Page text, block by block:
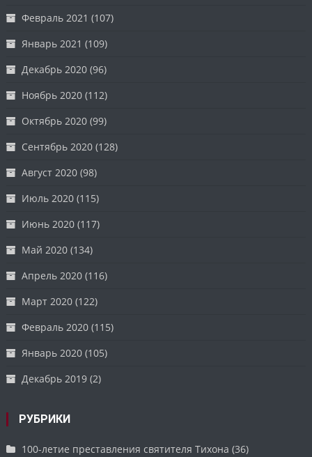
Февраль 2021 (107)
Январь 2021 (109)
Декабрь 2020 (96)
Ноябрь 2020 (112)
Октябрь 2020 (99)
Сентябрь 2020 (128)
Август 2020 (98)
Июль 2020 (115)
Июнь 2020 (117)
Май 2020 (134)
Апрель 2020 (116)
Март 2020 (122)
Февраль 2020 (115)
Январь 2020 (105)
Декабрь 2019 (2)
РУБРИКИ
100-летие преставления святителя Тихона (36)